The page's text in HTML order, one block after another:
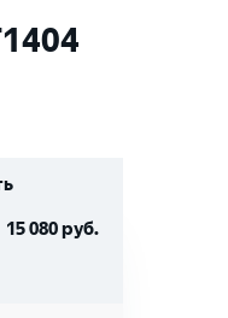
15 080руб.